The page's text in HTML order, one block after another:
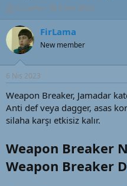
K
o
n
u
y
u
B
a
ş
a
t
n
FirLama
B
a
ş
a
ı
ç
a
r
6 Nis 2023
FirLama
New member
6 Nis 2023
Weapon Breaker, Jamadar
Anti def veya dagger, asas
silaha karşı etkisiz kalır.
Weapon Breaker
Weapon Breaker